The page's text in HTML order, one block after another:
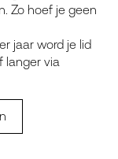
Zo hoef je geen
jaar word je lid
langer via